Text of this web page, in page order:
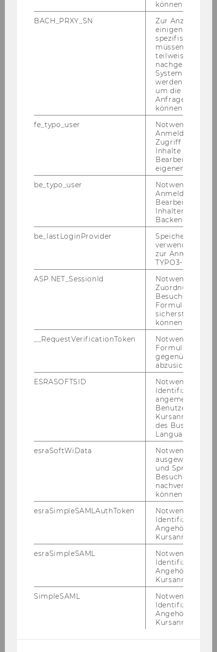
tio­nal mo­bi­li­ty, and stu­dies to what ex­tent
these ef­fects are dri­ven by schools. In Aus­tria,
40 per­cent of young adults enter the labor
mar­ket after com­pul­so­ry schoo­ling via vo­ca­tio­
nal trai­ning sche­mes. Part three of the
MOBILITY-​PATH pro­ject fo­cu­ses on the im­pact
of vo­ca­tio­nal trai­ning on so­cial mo­bi­li­ty. As the
de­mand for vo­ca­tio­nal trai­ning oc­cu­pa­ti­ons de­
pends on eco­no­mic con­di­ti­ons, MOBILITY-​
PATH pro­po­ses to in­ves­ti­ga­te the cau­sal link
bet­ween trade-​induced chan­ges in the de­
mand for dif­fe­rent oc­cu­pa­tio­nal skills and so­cial
mo­bi­li­ty among those who com­ple­ted vo­ca­tio­
nal trai­ning. Fi­nal­ly, ob­tai­ning ter­tia­ry edu­ca­ti­on
in Aus­tria is a main pa­thway to hig­her in­co­mes.
We in­ves­ti­ga­te if at­ten­ding and com­ple­ting a
de­gree by type of in­sti­tu­ti­on and field of study
in­crea­ses up­ward mo­bi­li­ty in edu­ca­ti­on and in­
FOR AN­NOUN­CE­MENTS ON THIS PRO­JECT SEE HERE
Franziska Disslbacher
Princi­pal In­ves­ti­ga­tor & Co­or­di­na­tor
Fran­zis­ka Diss­l­ba­cher is an As­si­stant Pro­fes­sor
at the De­part­ment So­cio­e­co­no­mics and the
Re­se­arch In­sti­tu­te Eco­no­mics of Ine­qua­li­ty at
WU Vi­en­na. She is the Princi­pal In­ves­ti­ga­tor
können.
BACH_PRXY_SN
Zur Anzeige von
einigen WU-
spezifischen
müssen
teilweise von
nachgelagerten
System
werden.
um die Antwort
Anfrage
können.
fe_typo_user
Notwendig für
Anmeldung und
Zugriff auf
Inhalte oder zur
Bearbeitung des
eigenen Profils.
be_typo_user
Notwendig für
Anmeldung und
Bearbeitung von
Inhalten im
Backend.
be_lastLoginProvider
Speichert die
verwendete
zur Anmeldung
TYPO3-Backend.
ASP.NET_SessionId
Notwendig, um
Zuordnung von
Besucher zu
sicherstellen zu
können.
__RequestVerificationToken
Notwendig, um
gegenüber
abzusichern.
ESRASOFTSID
Notwendig zur
Identifizierung
angemeldeten
Benutzers im
des Business
Language
esraSoftWiData
Notwendig um
ausgewählte
und
Besuchers
nachverfolgen
können.
esraSimpleSAMLAuthToken
Notwendig zur
Identifizierung
Angehörige/r für
Kursanmeldung.
esraSimpleSAML
Notwendig zur
Identifizierung
Angehörige/r für
Kursanmeldung.
SimpleSAML
Notwendig zur
Identifizierung
Angehörige/r für
Kursanmeldung.